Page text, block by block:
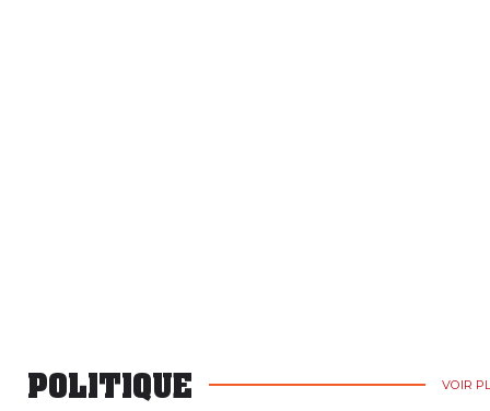
POLITIQUE VOIR